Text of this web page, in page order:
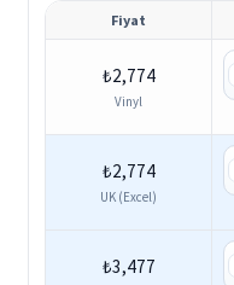
Fiyat
₺2,774
Vinyl
₺2,774
UK (Excel)
₺3,477